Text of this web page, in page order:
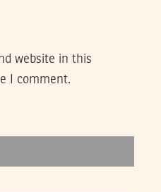
website in this
I comment.